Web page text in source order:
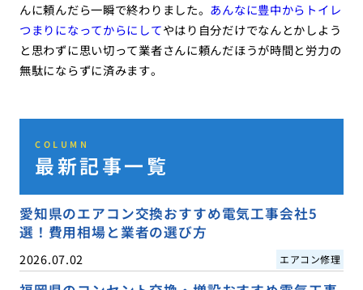
んに頼んだら一瞬で終わりました。 あんなに豊中からトイレ
つまりになってからにしてやはり自分だけでなんとかしよう
と思わずに思い切って業者さんに頼んだほうが時間と労力の
無駄にならずに済みます。
COLUMN
最新記事一覧
愛知県のエアコン交換おすすめ電気工事会社5
選！費用相場と業者の選び方
2026.07.02 エアコン修理